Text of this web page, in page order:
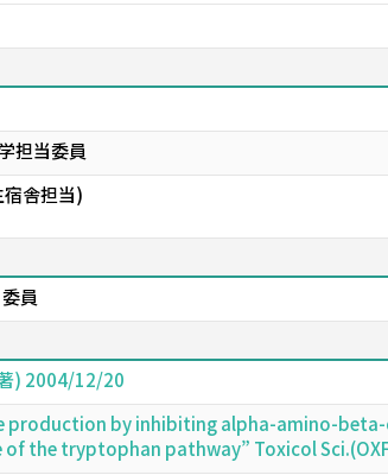
担当委員
舎担当)
員
) 2004/12/20
production by inhibiting alpha-amino-
of the tryptophan pathway” Toxicol